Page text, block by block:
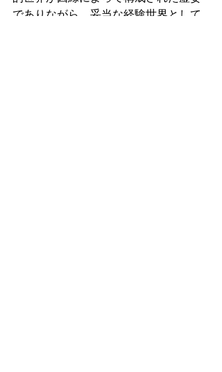
でありながら、妥当な経験世界として